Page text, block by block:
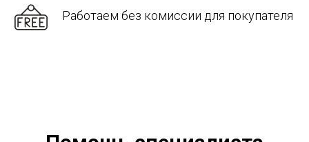
Работаем без комиссии для покупателя